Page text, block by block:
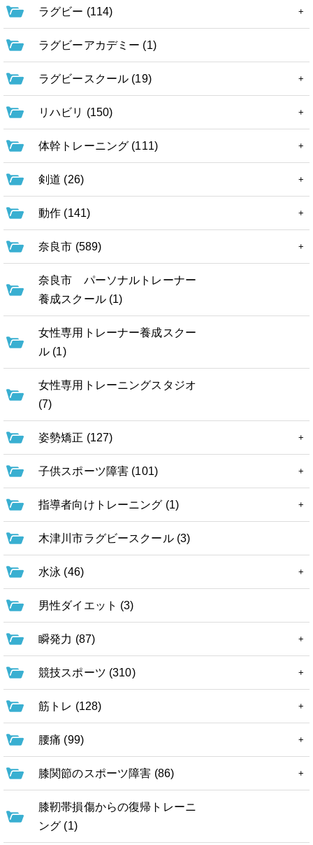
ラグビー (114)
ラグビーアカデミー (1)
ラグビースクール (19)
リハビリ (150)
体幹トレーニング (111)
剣道 (26)
動作 (141)
奈良市 (589)
奈良市 パーソナルトレーナー
養成スクール (1)
女性専用トレーナー養成スクー
ル (1)
女性専用トレーニングスタジオ
(7)
姿勢矯正 (127)
子供スポーツ障害 (101)
指導者向けトレーニング (1)
木津川市ラグビースクール (3)
水泳 (46)
男性ダイエット (3)
瞬発力 (87)
競技スポーツ (310)
筋トレ (128)
腰痛 (99)
膝関節のスポーツ障害 (86)
膝靭帯損傷からの復帰トレーニ
ング (1)